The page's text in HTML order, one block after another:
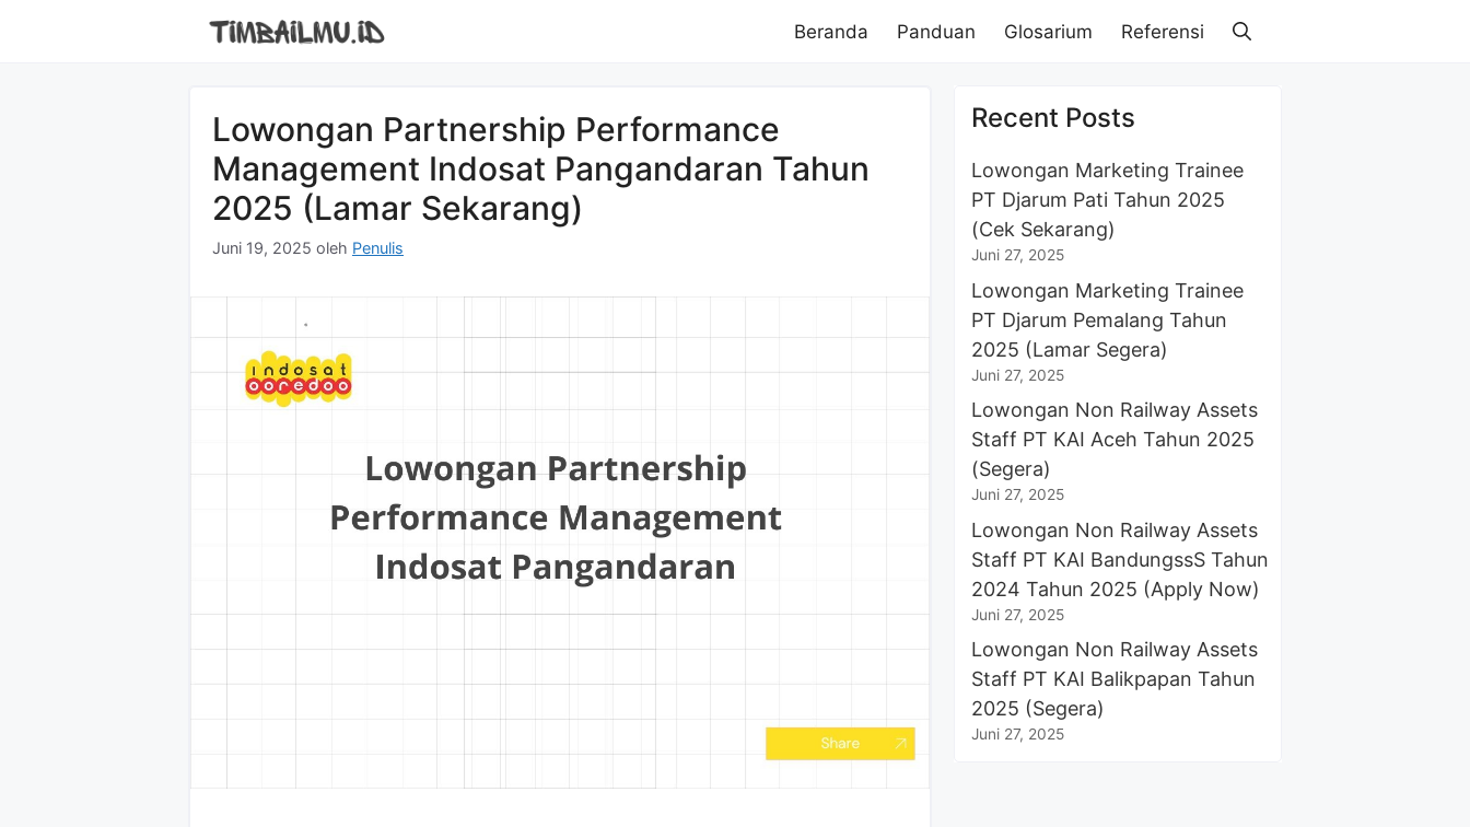
Beranda Panduan Glosarium Referensi
Lowongan Partnership Performance
Management Indosat Pangandaran Tahun
2025 (Lamar Sekarang)
Juni 19, 2025 oleh Penulis
Recent Posts
Lowongan Marketing Trainee
PT Djarum Pati Tahun 2025
(Cek Sekarang)
Juni 27, 2025
Lowongan Marketing Trainee
PT Djarum Pemalang Tahun
2025 (Lamar Segera)
Juni 27, 2025
Lowongan Non Railway Assets
Staff PT KAI Aceh Tahun 2025
(Segera)
Juni 27, 2025
Lowongan Non Railway Assets
Staff PT KAI BandungssS Tahun
2024 Tahun 2025 (Apply Now)
Juni 27, 2025
Lowongan Non Railway Assets
Staff PT KAI Balikpapan Tahun
2025 (Segera)
Juni 27, 2025